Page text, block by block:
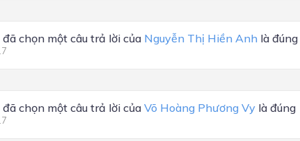
đã chọn một câu trả lời của Nguyễn Thị Hiền Anh là đúng
đã chọn một câu trả lời của Võ Hoàng Phương Vy là đúng